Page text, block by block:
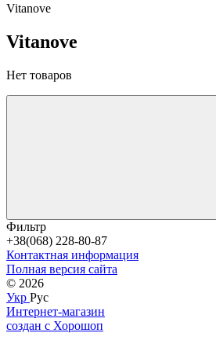
Vitanove
Vitanove
Нет товаров
Фильтр
+38(068) 228-80-87
Контактная информация
Полная версия сайта
© 2026
Укр Рус
Интернет-магазин
создан с Хорошоп